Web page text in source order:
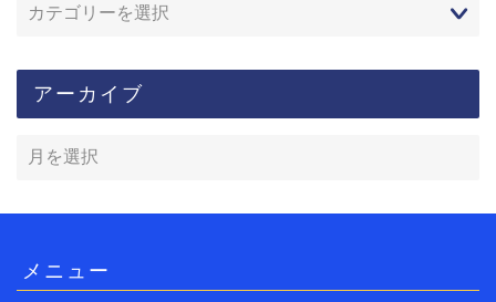
アーカイブ
メニュー